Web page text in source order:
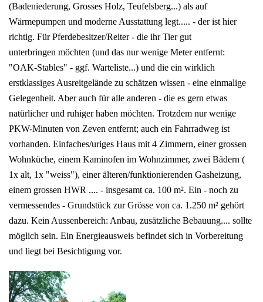
(Badeniederung, Grosses Holz, Teufelsberg...) als auf
Wärmepumpen und moderne Ausstattung legt..... - der ist hier
richtig. Für Pferdebesitzer/Reiter - die ihr Tier gut
unterbringen möchten (und das nur wenige Meter entfernt:
"OAK-Stables" - ggf. Warteliste...) und die ein wirklich
erstklassiges Ausreitgelände zu schätzen wissen - eine einmalige
Gelegenheit. Aber auch für alle anderen - die es gern etwas
natürlicher und ruhiger haben möchten. Trotzdem nur wenige
PKW-Minuten von Zeven entfernt; auch ein Fahrradweg ist
vorhanden. Einfaches/uriges Haus mit 4 Zimmern, einer grossen
Wohnküche, einem Kaminofen im Wohnzimmer, zwei Bädern (
1x alt, 1x "weiss"), einer älteren/funktionierenden Gasheizung,
einem grossen HWR .... - insgesamt ca. 100 m². Ein - noch zu
vermessendes - Grundstück zur Grösse von ca. 1.250 m² gehört
dazu. Kein Aussenbereich: Anbau, zusätzliche Bebauung.... sollte
möglich sein. Ein Energieausweis befindet sich in Vorbereitung
und liegt bei Besichtigung vor.